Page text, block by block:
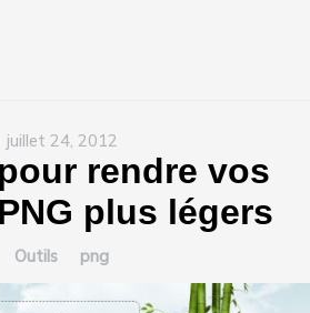
juillet 24, 2012
rendre vos
plus légers
Outils png